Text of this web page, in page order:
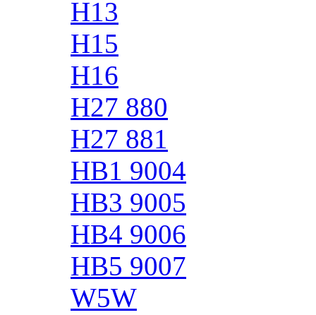
H13
H15
H16
H27 880
H27 881
HB1 9004
HB3 9005
HB4 9006
HB5 9007
W5W